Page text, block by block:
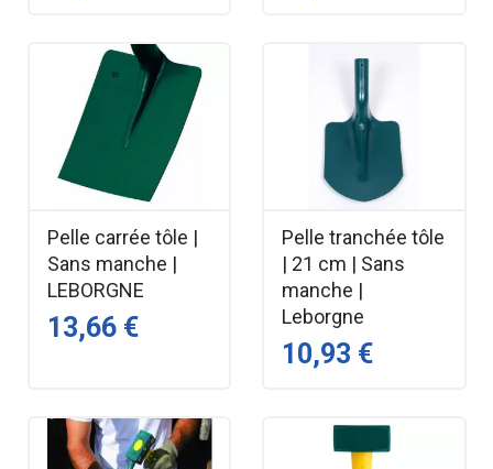
Pelle carrée tôle |
Sans manche |
LEBORGNE
13,66 €
Pelle tranchée tôle
| 21 cm | Sans
manche |
Leborgne
10,93 €